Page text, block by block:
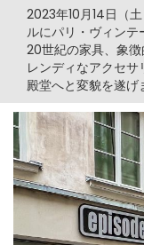
2023年10月14日（
ルにパリ・ヴィンテ
20世紀の家具、象
レンディなアクセ
殿堂へと変貌を遂げ